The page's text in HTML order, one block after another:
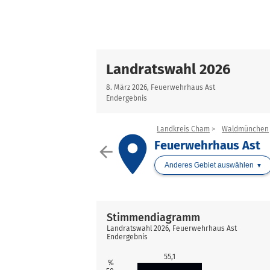
Landratswahl 2026
8. März 2026, Feuerwehrhaus Ast
Endergebnis
arrow_backplace
Landkreis Cham Waldmünchen
Feuerwehrhaus Ast
Anderes Gebiet auswählen
%
55,1
Stimmendiagramm
Landratswahl 2026, Feuerwehrhaus Ast
Endergebnis